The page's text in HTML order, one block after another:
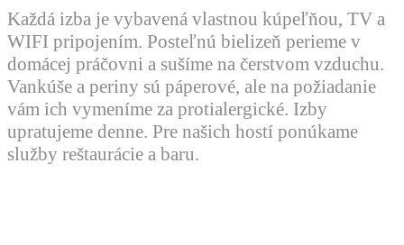
Každá izba je vybavená vlastnou kúpeľňou, TV a
WIFI pripojením. Posteľnú bielizeň perieme v
domácej práčovni a sušíme na čerstvom vzduchu.
Vankúše a periny sú páperové, ale na požiadanie
vám ich vymeníme za protialergické. Izby
upratujeme denne. Pre našich hostí ponúkame
služby reštaurácie a baru.